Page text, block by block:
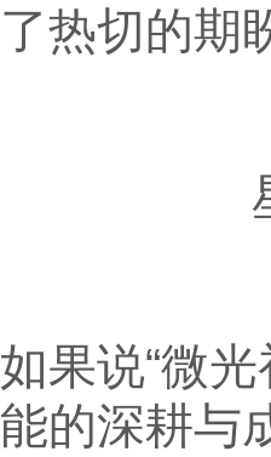
了热切的期
如果说“微
能的深耕与